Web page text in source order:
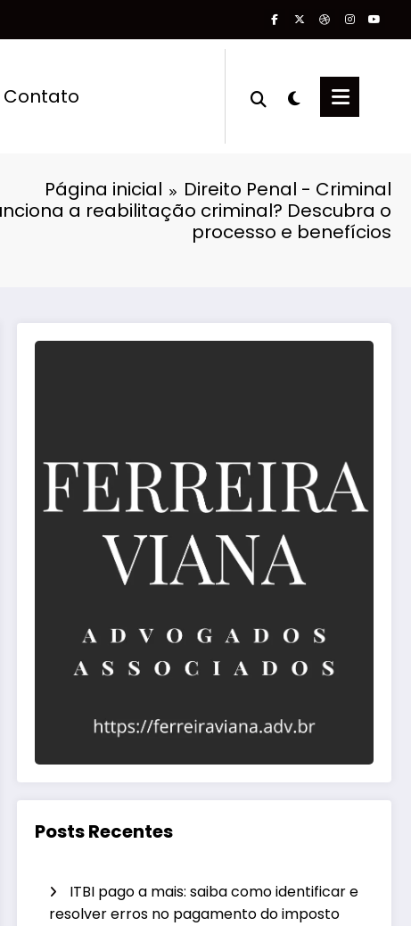
Contato
Página inicial
Direito Penal - Criminal
a reabilitação criminal? Descubra o
processo e benefícios
Posts Recentes
ITBI pago a mais: saiba como identificar e
resolver erros no pagamento do imposto